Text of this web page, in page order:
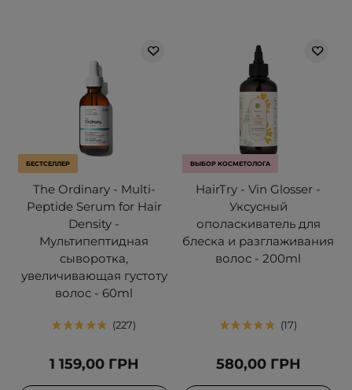
БЕСТСЕЛЛЕР
The Ordinary - Multi-
Peptide Serum for Hair
Density -
Мультипептидная
сыворотка,
увеличивающая густоту
волос - 60ml
227
1 159,00 ГРН
ВЫБОР КОСМЕТОЛОГА
HairTry - Vin Glosser -
Уксусный
ополаскиватель для
блеска и разглаживания
волос - 200ml
17
580,00 ГРН